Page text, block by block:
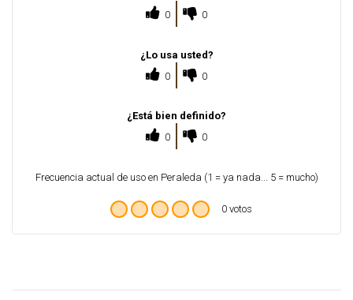
0
0
¿Lo usa usted?
0
0
¿Está bien definido?
0
0
Frecuencia actual de uso en Peraleda (1 = ya nada... 5 = mucho)
0 votos